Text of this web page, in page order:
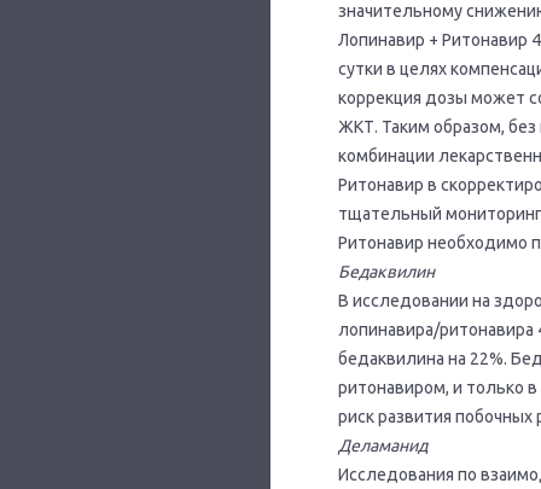
значительному
Лопинавир + Ритонавир
сутки в целях
коррекция дозы может
ЖКТ. Таким образом,
комбинации
Ритонавир в
тщательный
Ритонавир необходимо
Бедаквилин
В исследовании на
лопинавира/ритонавира
бедаквилина на 22%.
ритонавиром, и только
риск развития
Деламанид
Исследования по